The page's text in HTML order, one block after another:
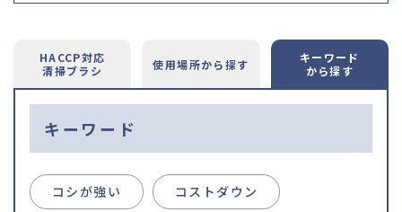
HACCP対応
清掃ブラシ
使用場所から探す
キーワード
から探す
キーワード
コシが強い コストダウン